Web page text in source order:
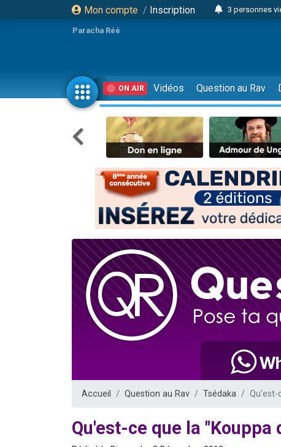
Mon compte / Inscription
3 personnes
3
3
2 personnes
13 personnes
30
Il reste 49
12
3 personnes
2 personnes
2
3 personnes
8
Nouvelle
61 personnes
Ariel vient de
Nathaniel
4 personnes
Paracha Réé
ON AIR Vidéos Question au Rav
Accueil Question au Rav Tsédaka Qu'est-
Qu'est-ce que la "Kouppa